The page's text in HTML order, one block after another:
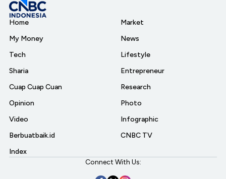
Home
My Money
Tech
Sharia
Cuap Cuap Cuan
Opinion
Video
Berbuatbaik.id
Index
Market
News
Lifestyle
Entrepreneur
Research
Photo
Infographic
CNBC TV
Connect With Us: